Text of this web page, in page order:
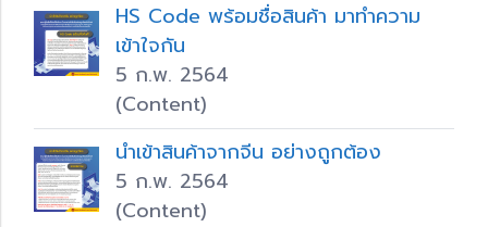
HS Code พร้อมชื่อสินค้า มาทำความ
เข้าใจกัน
5 ก.พ. 2564
(Content)
นำเข้าสินค้าจากจีน อย่างถูกต้อง
5 ก.พ. 2564
(Content)